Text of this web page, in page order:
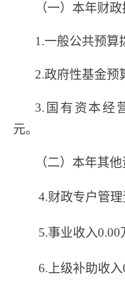
（一）本年财
1.一般公共预算
2.政府性基金预
3.国有资本经
元。
（二） 本年其
4.财政专户管
5.事业收入0.00
6.上级补助收入